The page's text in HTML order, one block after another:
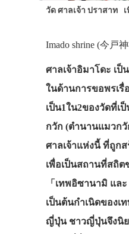
วัด ศาลเจ้า ปราสาท
Imado shrine (今戸
ศาลเจ้าอิมาโดะ เป็
ในด้านการขอพรเรื่
เป็น1ใน2ของวัดที่เ
กวัก (ตำนานแมวก
ศาลเจ้าแห่งนี้ ที่ถูก
เพื่อเป็นสถานที่สถิต
「เทพอิซานามิ แล
เป็นต้นกำเนิดของเ
ญี่ปุ่น ชาวญี่ปุ่นจึงนิ